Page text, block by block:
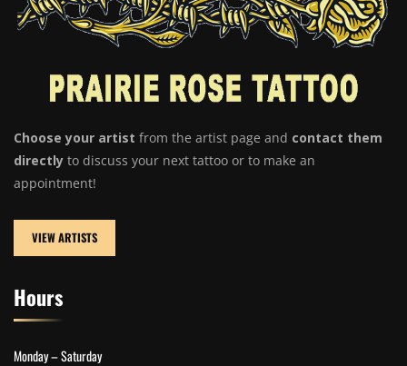
Choose your artist from the artist page and contact them
directly to discuss your next tattoo or to make an
appointment!
VIEW ARTISTS
Hours
Monday – Saturday